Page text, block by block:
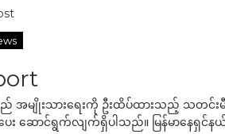
အမျိုးသားရေးကို ဦးထိပ်ထားသည့် သတင်းမီ
ပေး ဆောင်ရွက်လျက်ရှိပါသည်။ မြန်မာနေရှ